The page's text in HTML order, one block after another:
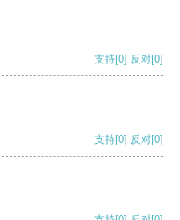
支持[0] 反对[0]
支持[0] 反对[0]